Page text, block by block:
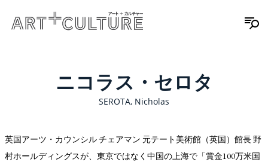
ニコラス・セロタ
SEROTA, Nicholas
英国アーツ・カウンシル チェアマン 元テート美術館（英国）館長 野
村ホールディングスが、東京ではなく中国の上海で「賞金100万米国